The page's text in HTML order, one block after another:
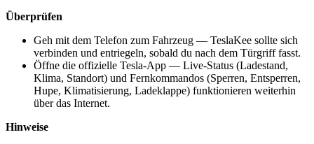
Überprüfen
Geh mit dem Telefon zum Fahrzeug — TeslaKee sollte sich
verbinden und entriegeln, sobald du nach dem Türgriff fasst.
Öffne die offizielle Tesla-App — Live-Status (Ladestand,
Klima, Standort) und Fernkommandos (Sperren, Entsperren,
Hupe, Klimatisierung, Ladeklappe) funktionieren weiterhin
über das Internet.
Hinweise